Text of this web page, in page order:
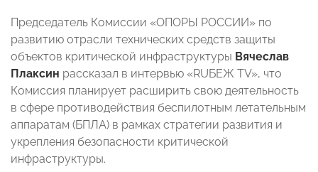
Председатель Комиссии «ОПОРЫ РОССИИ» по
развитию отрасли технических средств защиты
объектов критической инфраструктуры Вячеслав
Плаксин рассказал в интервью «RUБЕЖ TV», что
Комиссия планирует расширить свою деятельность
в сфере противодействия беспилотным летательным
аппаратам (БПЛА) в рамках стратегии развития и
укрепления безопасности критической
инфраструктуры.